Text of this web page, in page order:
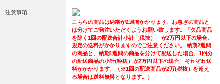
注意事項
こちらの商品は納期が2週間かかります。お急ぎの商品と
は分けてご発注いただくようお願い致します。「欠品商品
を除く1回の配送合計小計（税抜）」が2万円以下の場合、
規定の送料がかかりますのでご注意ください。 納期2週間
の商品と、納期1週間の商品を分けて配送した場合、1回分
の配送商品の小計(税抜）が2万円以下の場合、それぞれ送
料がかかります。（※1回の配送商品が2万(税抜）を超え
る場合は送料無料となります。）